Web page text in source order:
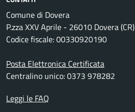
Comune di Dovera
P.zza XXV Aprile - 26010 Dovera (CR)
Codice fiscale: 00330920190
Posta Elettronica Certificata
Centralino unico: 0373 978282
Leggi le FAQ